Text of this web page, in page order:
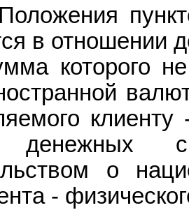
в отношении
которого
денежных
о
-